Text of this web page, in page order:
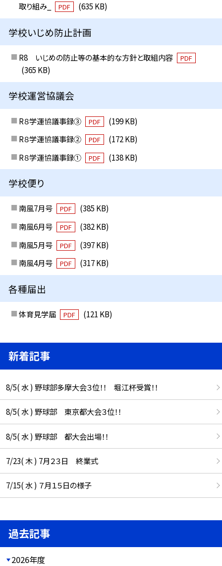
取り組み_
PDF (635 KB)
学校いじめ防止計画
R8 いじめの防止等の基本的な方針と取組内容 PDF
(365 KB)
学校運営協議会
R８学運協議事録③ PDF
(199 KB)
R８学運協議事録②
PDF
(172 KB)
R８学運協議事録①
PDF (138 KB)
学校便り
南風7月号 PDF
(385 KB)
南風6月号
PDF
(382 KB)
南風5月号
PDF
(397 KB)
南風4月号
PDF (317 KB)
各種届出
体育見学届 PDF (121 KB)
新着記事
8/5( 水 ) 野球部多摩大会３位！！ 堀江杯受賞！！
8/5( 水 ) 野球部 東京都大会３位！！
8/5( 水 ) 野球部 都大会出場！！
7/23( 木 ) 7月２３日 終業式
7/15( 水 ) ７月１５日の様子
過去記事
2026年度